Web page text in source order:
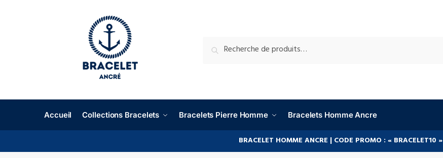
Accueil Collections Bracelets Bracelets Pierre Homme Bracelets Homme Ancre
BRACELET HOMME ANCRE | CODE PROMO : « BRACELET10 »